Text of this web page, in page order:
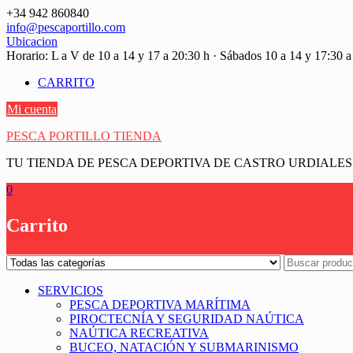
Saltar
contenido
+34 942 860840
info@pescaportillo.com
Ubicacion
Horario: L a V de 10 a 14 y 17 a 20:30 h · Sábados 10 a 14 y 17:30
CARRITO
Mi cuenta
PESCA PORTILLO TIENDA
TU TIENDA DE PESCA DEPORTIVA DE CASTRO URDIALES
0
Carrito
SERVICIOS
PESCA DEPORTIVA MARÍTIMA
PIROCTECNÍA Y SEGURIDAD NAÚTICA
NAÚTICA RECREATIVA
BUCEO, NATACIÓN Y SUBMARINISMO